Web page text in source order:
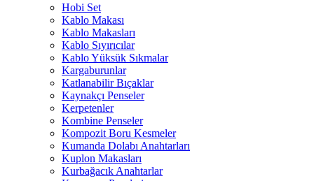
Hobi Set
Kablo Makası
Kablo Makasları
Kablo Sıyırıcılar
Kablo Yüksük Sıkmalar
Kargaburunlar
Katlanabilir Bıçaklar
Kaynakçı Penseler
Kerpetenler
Kombine Penseler
Kompozit Boru Kesmeler
Kumanda Dolabı Anahtarları
Kuplon Makasları
Kurbağacık Anahtarlar